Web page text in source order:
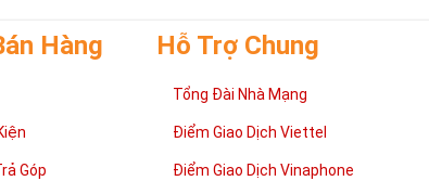
Lợi ích sim Tứ Quý 2 mang lại là gì?
những sim tứ quý 2 sẽ dễ dàng có được cuộc sống vui vẻ
Hàng
Góp
Hỗ Trợ Chung
Tổng Đài Nhà Mạng
Điểm Giao Dịch Viettel
Điểm Giao Dịch Vinaphone